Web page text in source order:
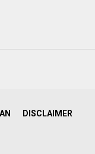
DISCLAIMER